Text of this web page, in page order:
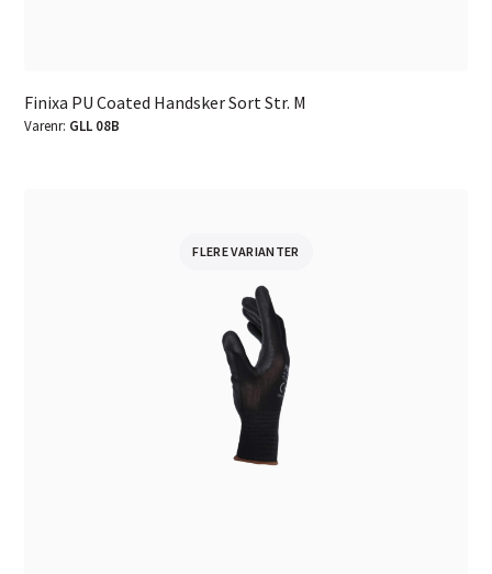
Finixa PU Coated Handsker Sort Str. M
Varenr: GLL 08B
FLERE VARIANTER